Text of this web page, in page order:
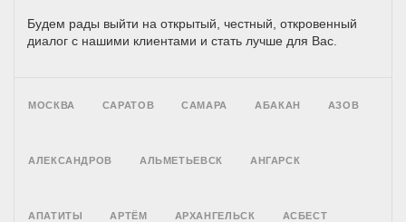
Будем рады выйти на открытый, честный, откровенный
диалог с нашими клиентами и стать лучше для Вас.
МОСКВА САРАТОВ САМАРА АБАКАН АЗОВ
АЛЕКСАНДРОВ АЛЬМЕТЬЕВСК АНГАРСК
АПАТИТЫ АРТЁМ АРХАНГЕЛЬСК АСБЕСТ